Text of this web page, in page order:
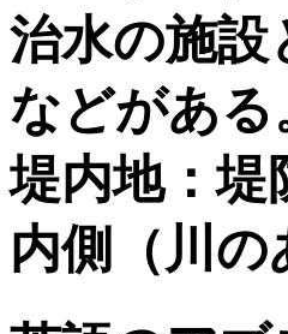
治水の施設
などがある
堤内地：
内側（川の